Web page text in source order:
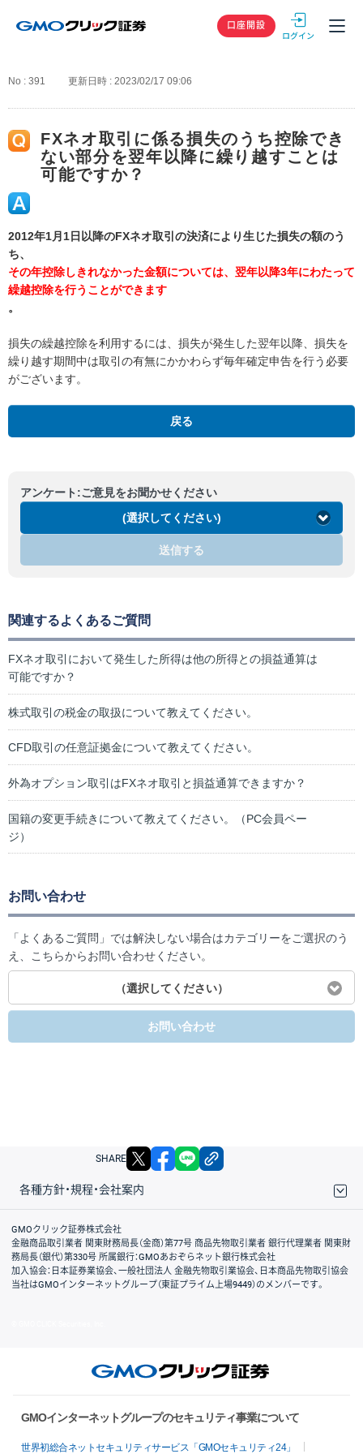
GMOクリック
口座開設
No : 391 更新日時 : 2023/02/17 09:06
FXネオ取引に係る損失のうち控除でき
ない部分を翌年以降に繰り越すことは
可能ですか？
2012年1月1日以降のFXネオ取引の決済により生じた損失の額のう
ち、
その年控除しきれなかった金額については、翌年以降3年にわたって
繰越控除を行うことができます
。
損失の繰越控除を利用するには、損失が発生した翌年以降、損失を
繰り越す期間中は取引の有無にかかわらず毎年確定申告を行う必要
がございます。
戻る
アンケート:ご意見をお聞かせください
(選択してください)
送信する
関連するよくあるご質問
FXネオ取引において発生した所得は他の所得との損益通算は
可能ですか？
株式取引の税金の取扱について教えてください。
CFD取引の任意証拠金について教えてください。
外為オプション取引はFXネオ取引と損益通算できますか？
国籍の変更手続きについて教えてください。（PC会員ペー
ジ）
お問い合わせ
「よくあるご質問」では解決しない場合はカテゴリーをご選択のう
え、こちらからお問い合わせください。
（選択してください）
お問い合わせ
SHARE X facebook
各種方針・規程・会社案内
取引規程・約款
サイトマップ
その他のご案内
個人情報保護方針
最良執行方針
サイトのご利用について
ディスクレイマー
信託保全
リスク説明
会社案内
GMOクリック証券株式会社
金融商品取引業者 関東財務局長（金商）第77号 商品先物取引業者 銀行代理業者 関東財
務局長（銀代）第330号 所属銀行：GMOあおぞらネット銀行株式会社
加入協会：日本証券業協会、一般社団法人 金融先物取引業協会、日本商品先物取引協会
当社はGMOインターネットグループ（東証プライム上場9449）のメンバーです。
GMOインターネットグループのセキュリティ事業について
世界初総合ネットセキュリティサービス「GMOセキュリティ24」